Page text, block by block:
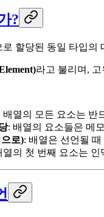
?
할당된 동일 타입의
라고 불리며, 고
배열의 모든 요소는 반
: 배열의 요소들은 메
로): 배열은 선언될
열의 첫 번째 요소는 인